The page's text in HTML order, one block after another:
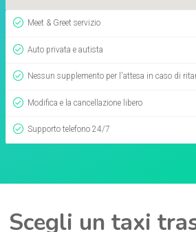
Meet & Greet servizio
Auto privata e autista
Nessun supplemento per l'attesa in caso di
Modifica e la cancellazione libero
Supporto telefono 24/7
Scegli un taxi